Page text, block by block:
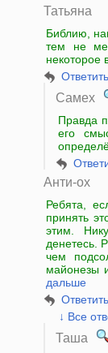
Татьяна
Библию,
тем не
некоторое
Ответить
Самех
Правда
его
Анти-ох
Ребята,
принять
этим.
денетесь.
чем
майонезы
дальше
Ответить
↓ Все
Таша